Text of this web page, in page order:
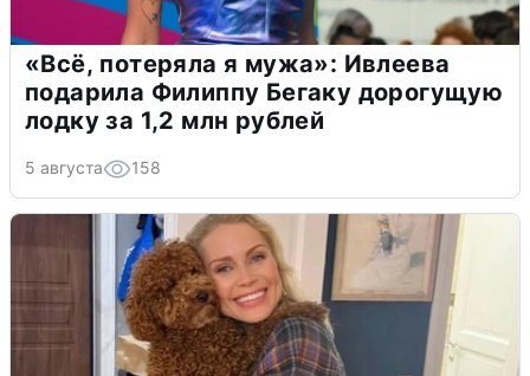
«Всё, потеряла я мужа»: Ивлеева
подарила Филиппу Бегаку дорогущую
лодку за 1,2 млн рублей
5 августа 158